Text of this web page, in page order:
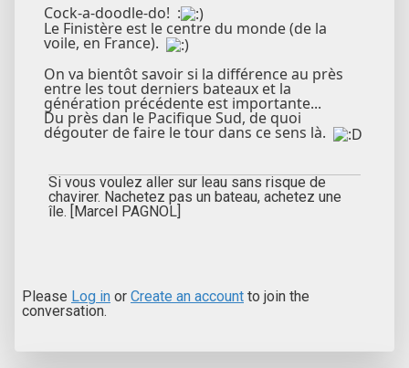
Cock-a-doodle-do! :
Le Finistère est le centre du monde (de la
voile, en France).
On va bientôt savoir si la différence au près
entre les tout derniers bateaux et la
génération précédente est importante...
Du près dan le Pacifique Sud, de quoi
dégouter de faire le tour dans ce sens là.
Si vous voulez aller sur leau sans risque de
chavirer. Nachetez pas un bateau, achetez une
île. [Marcel PAGNOL]
Please Log in or Create an account to join the
conversation.